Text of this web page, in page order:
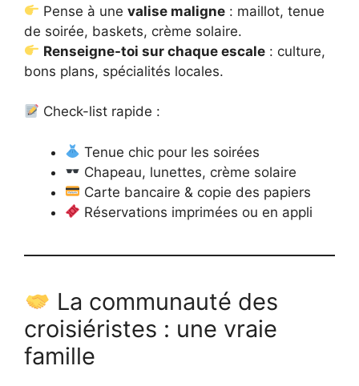
Pense à unevalise maligne : maillot, tenue
de soirée, baskets, crème solaire.
Renseigne-toi sur chaque escale : culture,
bons plans, spécialités locales.
Check-list rapide :
Tenue chic pour les soirées
Chapeau, lunettes, crème solaire
Carte bancaire & copie des papiers
Réservations imprimées ou en appli
La communauté des
croisiéristes : une vraie
famille